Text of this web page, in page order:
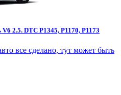
2.5. DTC P1345, P1170, P1173
все сделано, тут может быть